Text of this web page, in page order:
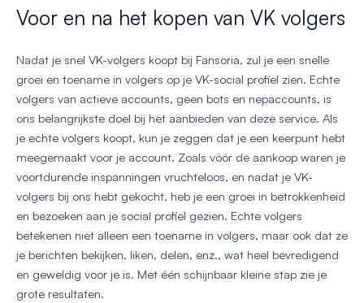
Voor en na het kopen van VK volgers
Nadat je snel VK-volgers koopt bij Fansoria, zul je een snelle
groei en toename in volgers op je VK-social profiel zien. Echte
volgers van actieve accounts, geen bots en nepaccounts, is
ons belangrijkste doel bij het aanbieden van deze service. Als
je echte volgers koopt, kun je zeggen dat je een keerpunt hebt
meegemaakt voor je account. Zoals vóór de aankoop waren je
voortdurende inspanningen vruchteloos, en nadat je VK-
volgers bij ons hebt gekocht, heb je een groei in betrokkenheid
en bezoeken aan je social profiel gezien. Echte volgers
betekenen niet alleen een toename in volgers, maar ook dat ze
je berichten bekijken, liken, delen, enz., wat heel bevredigend
en geweldig voor je is. Met één schijnbaar kleine stap zie je
grote resultaten.